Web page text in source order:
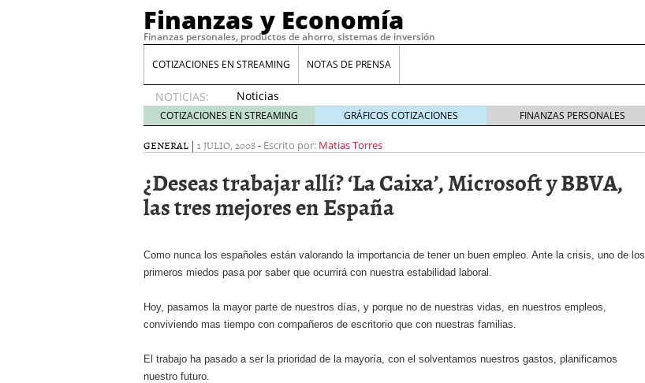
Finanzas y Economía
Finanzas personales, productos de ahorro, sistemas de inversión
COTIZACIONES EN STREAMING NOTAS DE PRENSA
NOTICIAS:
Noticias
de XRP
por qué
las
whales
suelen
llegar
de abril
de 2026
acelera la rentabilidad?
12 de diciembre de 2025
Meses sin intereses: Cómo aprovechar esta opción para gestionar tus
compras 24 de noviembre de 2025
a los costes 21 de noviembre de 2025
COTIZACIONES EN STREAMING GRÁFICOS COTIZACIONES FINANZAS PERSONALES
GENERAL | 1 JULIO, 2008- Escrito por: Matias Torres
¿Deseas trabajar allí? ‘La Caixa’, Microsoft y BBVA,
las tres mejores en España
Como nunca los españoles están valorando la importancia de tener un buen empleo. Ante la crisis, uno de los
primeros miedos pasa por saber que ocurrirá con nuestra estabilidad laboral.
Hoy, pasamos la mayor parte de nuestros días, y porque no de nuestras vidas, en nuestros empleos,
conviviendo mas tiempo con compañeros de escritorio que con nuestras familias.
El trabajo ha pasado a ser la prioridad de la mayoría, con el solventamos nuestros gastos, planificamos
nuestro futuro.